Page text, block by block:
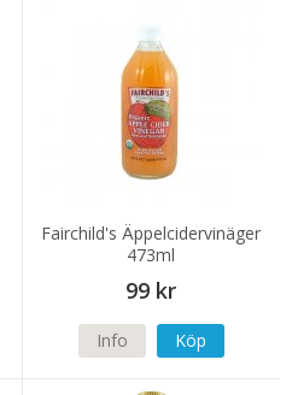
Fairchild's Äppelcidervinäger
473ml
99 kr
Info Köp